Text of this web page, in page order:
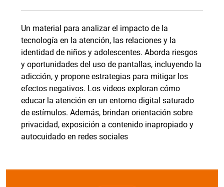
Un material para analizar el impacto de la
tecnología en la atención, las relaciones y la
identidad de niños y adolescentes. Aborda riesgos
y oportunidades del uso de pantallas, incluyendo la
adicción, y propone estrategias para mitigar los
efectos negativos. Los videos exploran cómo
educar la atención en un entorno digital saturado
de estímulos. Además, brindan orientación sobre
privacidad, exposición a contenido inapropiado y
autocuidado en redes sociales